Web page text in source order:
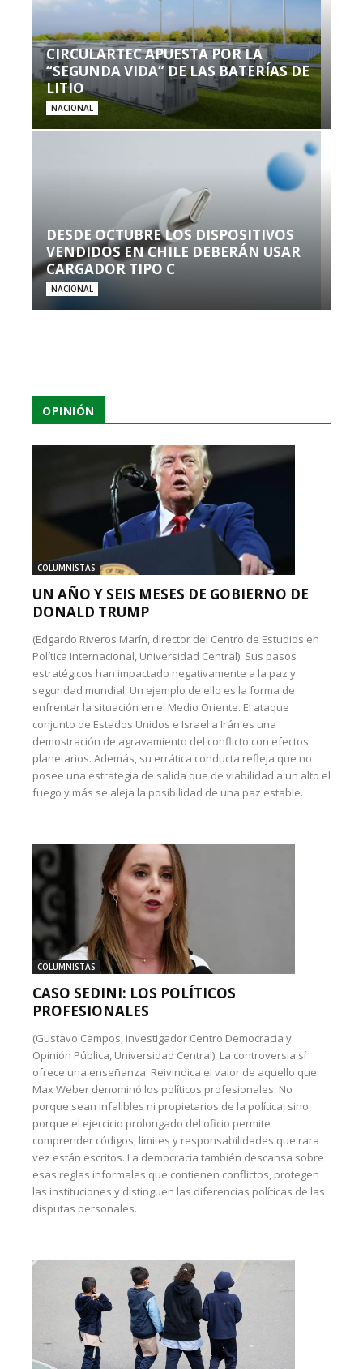
CIRCULARTEC APUESTA POR LA
“SEGUNDA VIDA” DE LAS BATERÍAS DE
LITIO
NACIONAL
DESDE OCTUBRE LOS DISPOSITIVOS
VENDIDOS EN CHILE DEBERÁN USAR
CARGADOR TIPO C
NACIONAL
OPINIÓN
COLUMNISTAS
UN AÑO Y SEIS MESES DE GOBIERNO DE
DONALD TRUMP
(Edgardo Riveros Marín, director del Centro de Estudios en
Política Internacional, Universidad Central): Sus pasos
estratégicos han impactado negativamente a la paz y
seguridad mundial. Un ejemplo de ello es la forma de
enfrentar la situación en el Medio Oriente. El ataque
conjunto de Estados Unidos e Israel a Irán es una
demostración de agravamiento del conflicto con efectos
planetarios. Además, su errática conducta refleja que no
posee una estrategia de salida que de viabilidad a un alto el
fuego y más se aleja la posibilidad de una paz estable.
COLUMNISTAS
CASO SEDINI: LOS POLÍTICOS
PROFESIONALES
(Gustavo Campos, investigador Centro Democracia y
Opinión Pública, Universidad Central): La controversia sí
ofrece una enseñanza. Reivindica el valor de aquello que
Max Weber denominó los políticos profesionales. No
porque sean infalibles ni propietarios de la política, sino
porque el ejercicio prolongado del oficio permite
comprender códigos, límites y responsabilidades que rara
vez están escritos. La democracia también descansa sobre
esas reglas informales que contienen conflictos, protegen
las instituciones y distinguen las diferencias políticas de las
disputas personales.